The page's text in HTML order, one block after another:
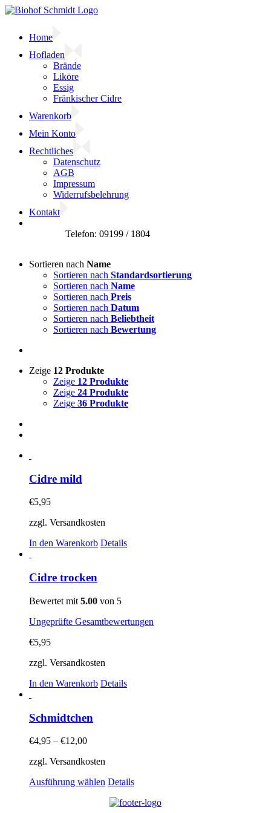
Zum
Home
Hofladen
Brände
Liköre
Essig
Fränkischer Cidre
Warenkorb
Mein Konto
Rechtliches
Datenschutz
AGB
Impressum
Widerrufsbelehrung
Kontakt
Sortieren nach Name
Sortieren nach Standardsortierung
Sortieren nach Name
Sortieren nach Preis
Sortieren nach Datum
Sortieren nach Beliebtheit
Sortieren nach Bewertung
Zeige 12 Produkte
Zeige 12 Produkte
Zeige 24 Produkte
Zeige 36 Produkte
Cidre mild
€5,95
zzgl. Versandkosten
In den Warenkorb Details
Cidre trocken
Bewertet mit 5.00 von 5
Ungeprüfte Gesamtbewertungen
€5,95
zzgl. Versandkosten
In den Warenkorb Details
Schmidtchen
€4,95 – €12,00
zzgl. Versandkosten
Ausführung wählen Dieses
weist
Details